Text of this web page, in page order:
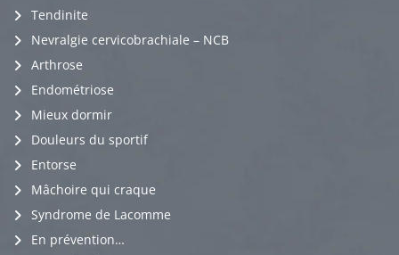
Tendinite
Nevralgie cervicobrachiale – NCB
Arthrose
Endométriose
Mieux dormir
Douleurs du sportif
Entorse
Mâchoire qui craque
Syndrome de Lacomme
En prévention…